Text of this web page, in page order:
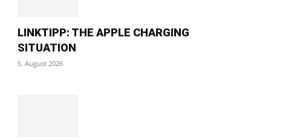
LINKTIPP: THE APPLE CHARGING
SITUATION
5. August 2026